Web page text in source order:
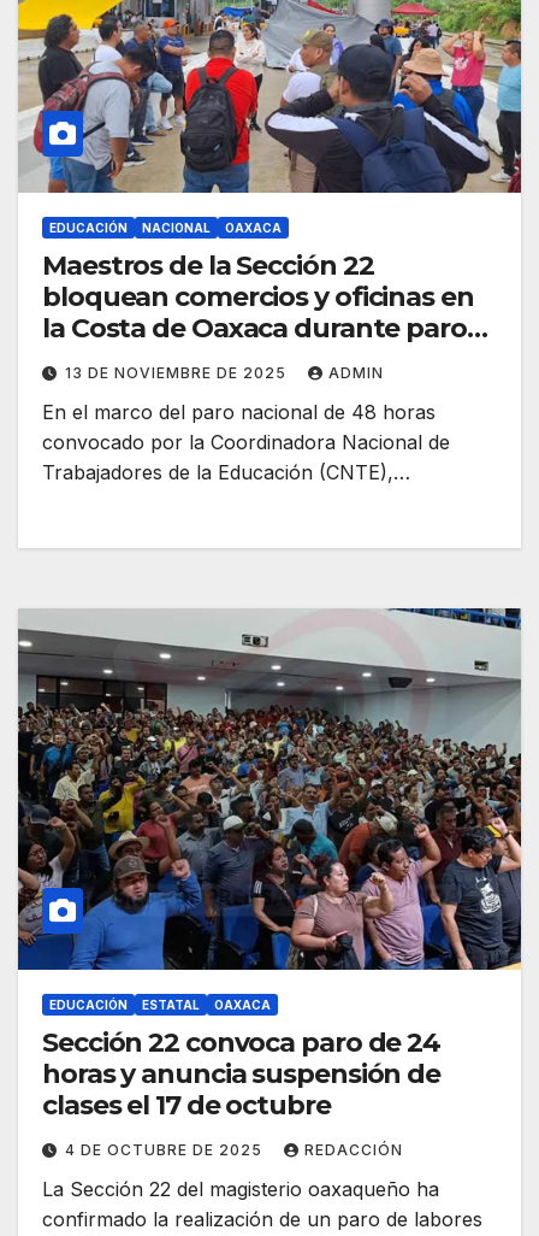
EDUCACIÓN NACIONAL OAXACA
Maestros de la Sección 22
bloquean comercios y oficinas en
la Costa de Oaxaca durante paro
nacional de la CNTE
13 DE NOVIEMBRE DE 2025 ADMIN
En el marco del paro nacional de 48 horas
convocado por la Coordinadora Nacional de
Trabajadores de la Educación (CNTE),…
EDUCACIÓN ESTATAL OAXACA
Sección 22 convoca paro de 24
horas y anuncia suspensión de
clases el 17 de octubre
4 DE OCTUBRE DE 2025 REDACCIÓN
La Sección 22 del magisterio oaxaqueño ha
confirmado la realización de un paro de labores